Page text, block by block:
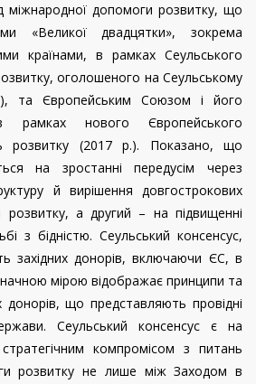
міжнародної допомоги розвитку, що
«Великої двадцятки», зокрема
країнами, в рамках Сеульського
оголошеного на Сеульському
та Європейським Союзом і його
рамках нового Європейського
розвитку (2017 р.). Показано, що
на зростанні передусім через
й вирішення довгострокових
розвитку, а другий – на підвищенні
з бідністю. Сеульський консенсус,
західних донорів, включаючи ЄС, в
мірою відображає принципи та
що представляють провідні
Сеульський консенсус є на
стратегічним компромісом з питань
розвитку не лише між Заходом в